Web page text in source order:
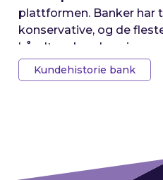
plattformen. Banker har
konservative, og de
håndtere kundene i egne
velger så mange å
Kundehistorie bank